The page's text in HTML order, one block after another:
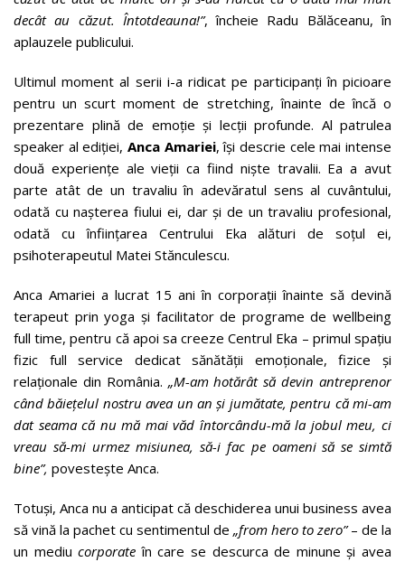
decât au căzut. Întotdeauna!”, încheie Radu Bălăceanu, în
aplauzele publicului.
Ultimul moment al serii i-a ridicat pe participanți în picioare
pentru un scurt moment de stretching, înainte de încă o
prezentare plină de emoție și lecții profunde. Al patrulea
speaker al ediției, Anca Amariei, își descrie cele mai intense
două experiențe ale vieții ca fiind niște travalii. Ea a avut
parte atât de un travaliu în adevăratul sens al cuvântului,
odată cu nașterea fiului ei, dar și de un travaliu profesional,
odată cu înființarea Centrului Eka alături de soțul ei,
psihoterapeutul Matei Stănculescu.
Anca Amariei a lucrat 15 ani în corporații înainte să devină
terapeut prin yoga și facilitator de programe de wellbeing
full time, pentru că apoi sa creeze Centrul Eka – primul spațiu
fizic full service dedicat sănătății emoționale, fizice și
relaționale din România. „M-am hotărât să devin antreprenor
când băiețelul nostru avea un an și jumătate, pentru că mi-am
dat seama că nu mă mai văd întorcându-mă la jobul meu, ci
vreau să-mi urmez misiunea, să-i fac pe oameni să se simtă
bine”, povestește Anca.
Totuși, Anca nu a anticipat că deschiderea unui business avea
să vină la pachet cu sentimentul de „from hero to zero”– de la
un mediucorporate în care se descurca de minune și avea